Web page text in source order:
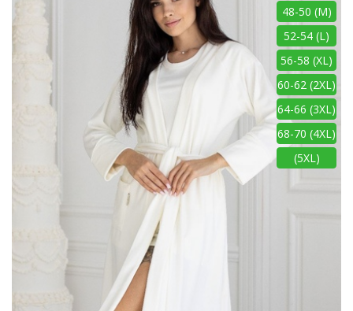
48-50 (M)
52-54 (L)
56-58 (XL)
60-62 (2XL)
64-66 (3XL)
68-70 (4XL)
(5XL)